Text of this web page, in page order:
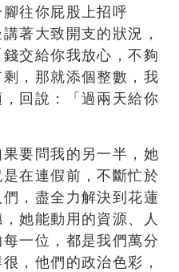
往你屁股上招呼
著大致開支的狀況，
交給你我放心，不夠
，那就添個整數，我
回說：「過兩天給你
要問我的另一半，她
在連假前，不斷忙於
，盡全力解決到花蓮
她能動用的資源、人
一位，都是我們萬分
，他們的政治色彩，